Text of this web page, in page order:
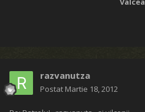
razvanutza
Postat Martie 18, 2012